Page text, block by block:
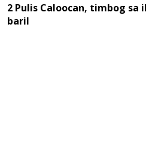
2 Pulis Caloocan, timbog
baril